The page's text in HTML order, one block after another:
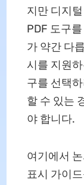
지만 디지
PDF 도구
가 약간 다
시를 지원
구를 선택
할 수 있는
야 합니다.
여기에서
표시 가이